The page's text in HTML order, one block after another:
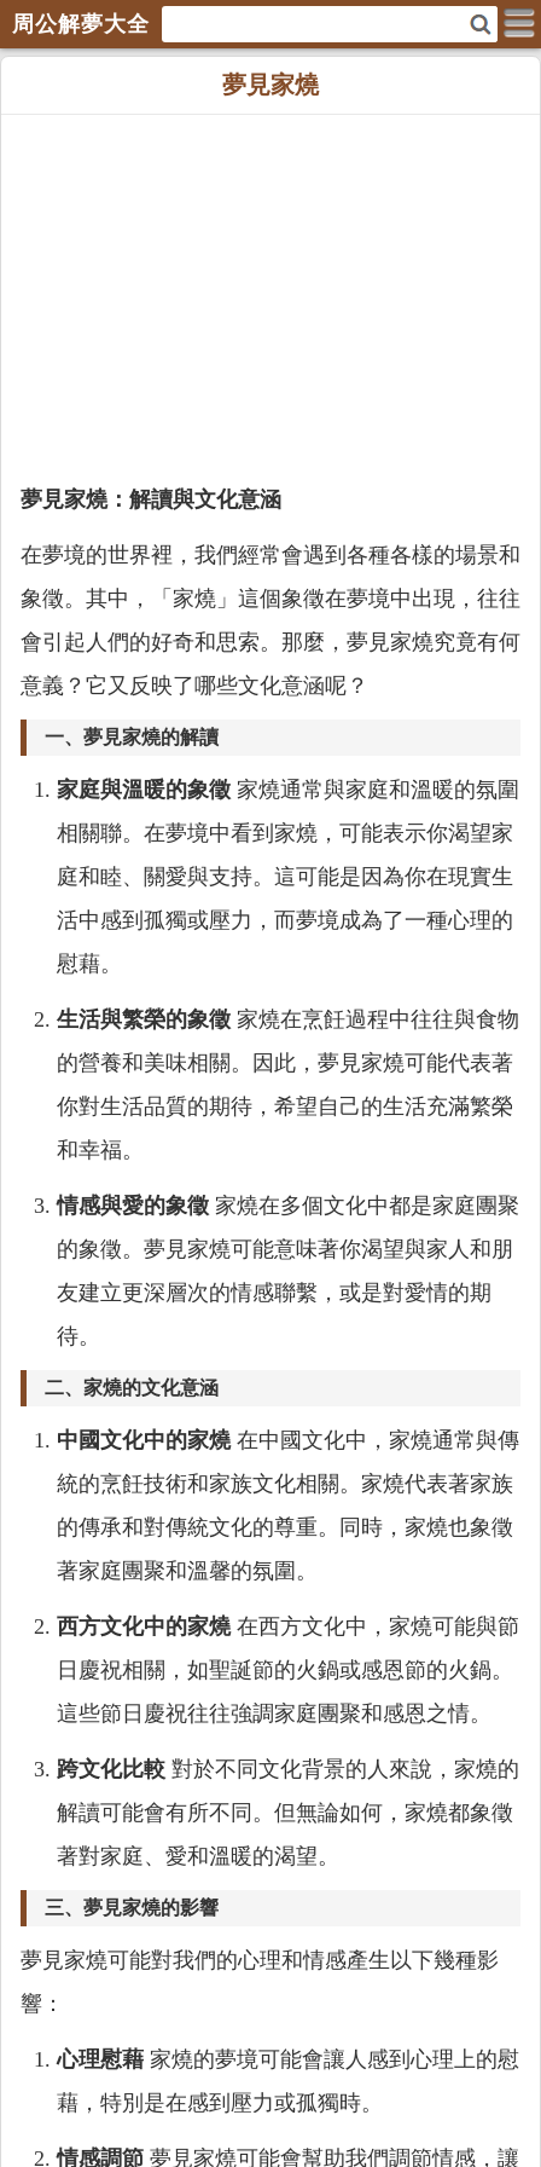
周公解夢大全
夢見家燒
夢見家燒：解讀與文化意涵
在夢境的世界裡，我們經常會遇到各種各樣的場景和
象徵。其中，「家燒」這個象徵在夢境中出現，往往
會引起人們的好奇和思索。那麼，夢見家燒究竟有何
意義？它又反映了哪些文化意涵呢？
一、夢見家燒的解讀
家庭與溫暖的象徵 家燒通常與家庭和溫暖的氛圍
相關聯。在夢境中看到家燒，可能表示你渴望家
庭和睦、關愛與支持。這可能是因為你在現實生
活中感到孤獨或壓力，而夢境成為了一種心理的
慰藉。
生活與繁榮的象徵 家燒在烹飪過程中往往與食物
的營養和美味相關。因此，夢見家燒可能代表著
你對生活品質的期待，希望自己的生活充滿繁榮
和幸福。
情感與愛的象徵 家燒在多個文化中都是家庭團聚
的象徵。夢見家燒可能意味著你渴望與家人和朋
友建立更深層次的情感聯繫，或是對愛情的期
待。
二、家燒的文化意涵
中國文化中的家燒在中國文化中，家燒通常與傳
統的烹飪技術和家族文化相關。家燒代表著家族
的傳承和對傳統文化的尊重。同時，家燒也象徵
著家庭團聚和溫馨的氛圍。
西方文化中的家燒在西方文化中，家燒可能與節
日慶祝相關，如聖誕節的火鍋或感恩節的火鍋。
這些節日慶祝往往強調家庭團聚和感恩之情。
跨文化比較 對於不同文化背景的人來說，家燒的
解讀可能會有所不同。但無論如何，家燒都象徵
著對家庭、愛和溫暖的渴望。
三、夢見家燒的影響
夢見家燒可能對我們的心理和情感產生以下幾種影
響：
心理慰藉 家燒的夢境可能會讓人感到心理上的慰
藉，特別是在感到壓力或孤獨時。
情感調節 夢見家燒可能會幫助我們調節情感，讓